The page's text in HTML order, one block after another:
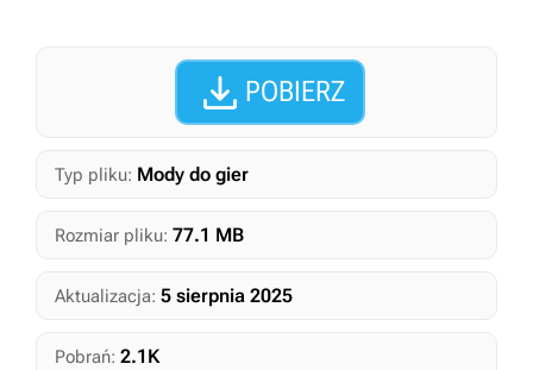
 POBIERZ
Typ pliku: Mody do gier
Rozmiar pliku: 77.1 MB
Aktualizacja: 5 sierpnia 2025
Pobrań: 2.1K